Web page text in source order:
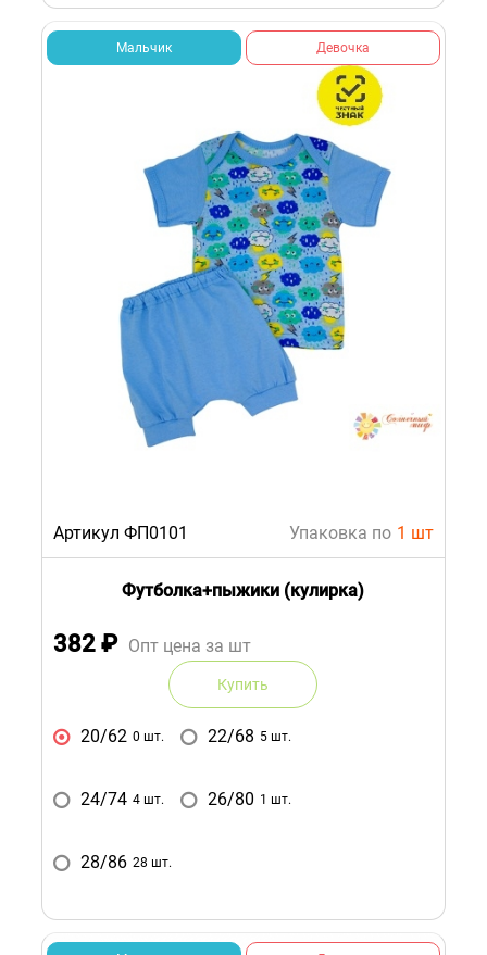
Мальчик Девочка
Артикул ФП0101 Упаковка по 1 шт
Футболка+пыжики (кулирка)
382 ₽ Опт цена за шт
Купить
20/62 0 шт. 22/68 5 шт.
24/74 4 шт. 26/80 1 шт.
28/86 28 шт.